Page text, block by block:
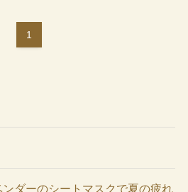
1
ダーのシートマスクで夏の疲れ